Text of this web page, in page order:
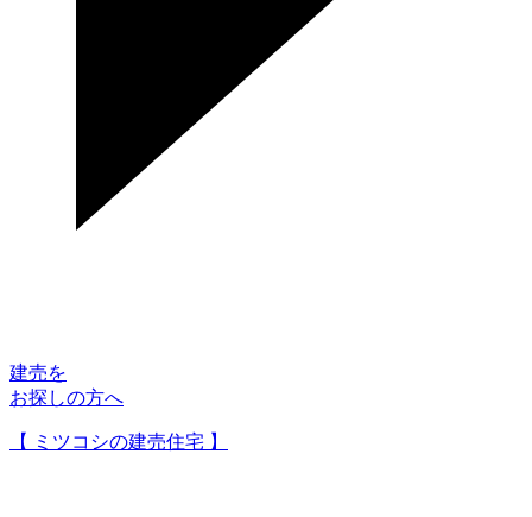
建売を
お探しの方へ
【 ミツコシの建売住宅 】